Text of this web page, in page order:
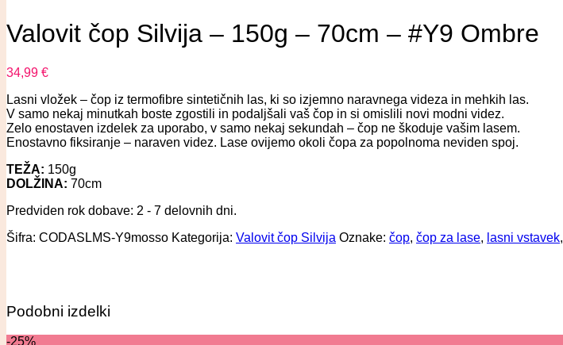
Valovit čop Silvija – 150g – 70cm – #Y9 Ombre
34,99 €
Lasni vložek – čop iz termofibre sintetičnih las, ki so izjemno naravnega videza in mehkih las.
V samo nekaj minutkah boste zgostili in podaljšali vaš čop in si omislili novi modni videz.
Zelo enostaven izdelek za uporabo, v samo nekaj sekundah – čop ne škoduje vašim lasem.
Enostavno fiksiranje – naraven videz. Lase ovijemo okoli čopa za popolnoma neviden spoj.
TEŽA: 150g
DOLŽINA: 70cm
Predviden rok dobave: 2 - 7 delovnih dni.
Šifra: CODASLMS-Y9mosso Kategorija: Valovit čop Silvija Oznake: čop, čop za lase, lasni vstavek,
Podobni izdelki
-25%